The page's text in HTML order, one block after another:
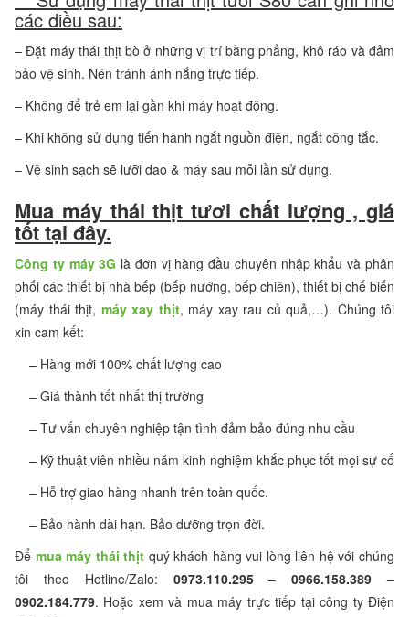
các điều sau:
– Đặt máy thái thịt bò ở những vị trí bằng phẳng, khô ráo và đảm
bảo vệ sinh. Nên tránh ánh nắng trực tiếp.
– Không để trẻ em lại gần khi máy hoạt động.
– Khi không sử dụng tiến hành ngắt nguồn điện, ngắt công tắc.
– Vệ sinh sạch sẽ lưỡi dao & máy sau mỗi lần sử dụng.
Mua máy thái thịt tươi chất lượng , giá
tốt tại đây.
Công ty máy 3G là đơn vị hàng đầu chuyên nhập khẩu và phân
phối các thiết bị nhà bếp (bếp nướng, bếp chiên), thiết bị chế biến
(máy thái thịt, máy xay thịt, máy xay rau củ quả,…). Chúng tôi
xin cam kết:
– Hàng mới 100% chất lượng cao
– Giá thành tốt nhất thị trường
– Tư vấn chuyên nghiệp tận tình đảm bảo đúng nhu cầu
– Kỹ thuật viên nhiều năm kinh nghiệm khắc phục tốt mọi sự cố
– Hỗ trợ giao hàng nhanh trên toàn quốc.
– Bảo hành dài hạn. Bảo dưỡng trọn đời.
Để mua máy thái thịt quý khách hàng vui lòng liên hệ với chúng
tôi theo Hotline/Zalo: 0973.110.295 – 0966.158.389 –
0902.184.779. Hoặc xem và mua máy trực tiếp tại công ty Điện